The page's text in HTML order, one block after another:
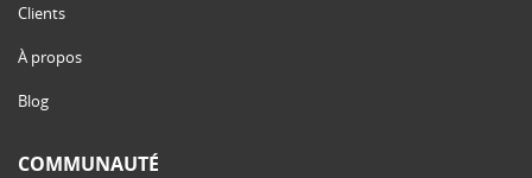
Clients
À propos
Blog
COMMUNAUTÉ